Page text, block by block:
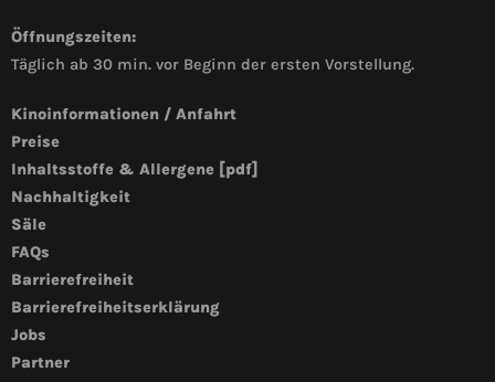
Öffnungszeiten:
Täglich ab 30 min. vor Beginn der ersten Vorstellung.
Kinoinformationen / Anfahrt
Preise
Inhaltsstoffe & Allergene [pdf]
Nachhaltigkeit
Säle
FAQs
Barrierefreiheit
Barrierefreiheitserklärung
Jobs
Partner